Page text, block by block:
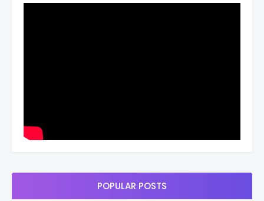
POPULAR POSTS